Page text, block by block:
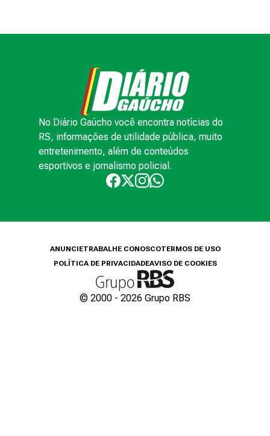
No Diário Gaúcho você encontra notícias do
RS, informações de utilidade pública, muito
entretenimento, além de conteúdos
esportivos e jornalismo policial.
ANUNCIETRABALHE CONOSCOTERMOS DE USO
POLÍTICA DE PRIVACIDADEAVISO DE COOKIES
© 2000 - 2026 Grupo RBS